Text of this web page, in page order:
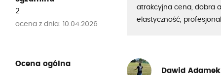
2
ocena z dnia: 10.04.2026
atrakcyjna cena, dobra
elastyczność,
Ocena ogólna
Dawid Adamek